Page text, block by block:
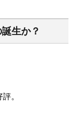
生か？
。